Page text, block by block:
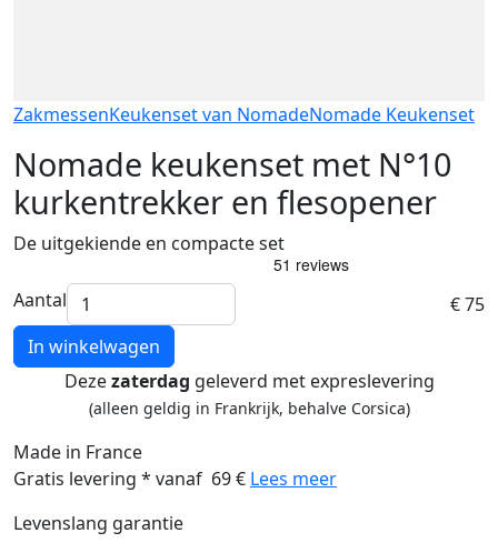
ZakmessenKeukenset van NomadeNomade Keukenset
Nomade keukenset met N°10
kurkentrekker en flesopener
De uitgekiende en compacte set
Aantal
€ 75
In winkelwagen
Dezezaterdag geleverd met expreslevering
(alleen geldig in Frankrijk, behalve Corsica)
Made in France
Gratis levering * vanaf 69 € Lees meer
Levenslang garantie